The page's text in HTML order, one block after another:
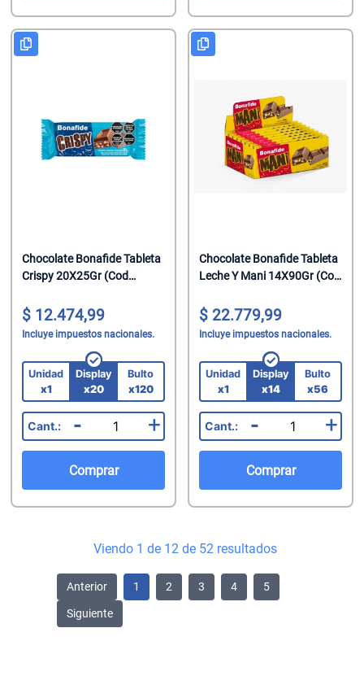
Chocolate Bonafide Tableta
Crispy 20X25Gr (Cod
12.474,99
Incluye impuestos nacionales.
Unidad
x1
Display
x20
Bulto
x120
- +
Comprar
Chocolate Bonafide Tableta
Leche Y Mani 14X90Gr (Cod
22.779,99
Incluye impuestos nacionales.
Unidad
x1
Display
x14
Bulto
x56
- +
Comprar
Viendo 1 de 12 de 52 resultados
Anterior 1 2 3 4 5
Siguiente